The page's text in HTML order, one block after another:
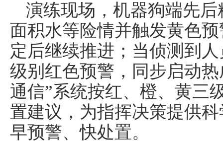
演练现场，机器狗端先
面积水等险情并触发黄色
定后继续推进；当侦测到
级别红色预警，同步启动
通信”系统按红、橙、黄三
置建议，为指挥决策提供
早预警、快处置。